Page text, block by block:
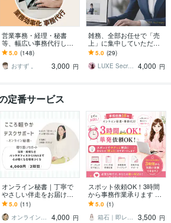
営業事務・経理・秘書
等、幅広い事務代行しま
す 【実績100件超・元信
金事務員】が快適な時間
をお届けします！
5.0 (148)
おすず 。
3,000 円
雑務、全部お任せで「売
上」に集中していただけ
ます あなたのビジネスに
専属の右腕を。
5.0 (29)
LUXE Secretary 4,000 円
定番サービス
オンライン秘書｜丁寧で
やさしい伴走をお届けし
ます 忙しいあなたの仕事
を、安心と丁寧さですっ
と軽く【お試しから】
5.0 (11)
オンライン秘書まさこ
4,000 円
スポット依頼OK！3時間
から事務作業承ります ま
るっとお任せ！「ちょっ
と助けて」にお応えしま
す
5.0 (1)
箱石｜即レス！事務歴18年オンライン秘書
3,500 円